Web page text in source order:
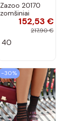
Zazoo 20170
zomšiniai
bateliai su
kulniukais smėlio
152,53 €
217,90 €
40
−30%